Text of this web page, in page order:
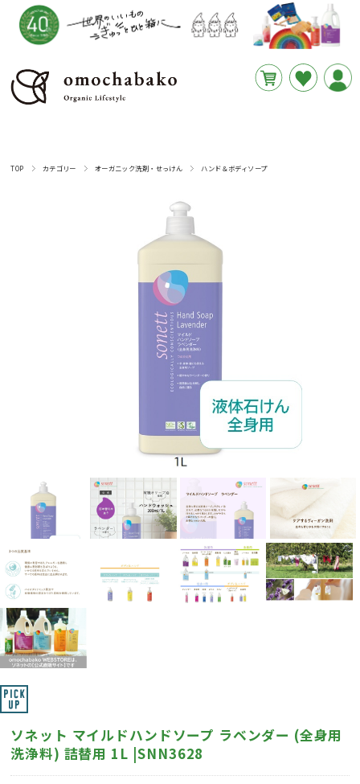
TOP カテゴリー オーガニック洗剤・せっけん ハンド＆ボディソープ
ソネット マイルドハンドソープ ラベンダー (全身用
洗浄料) 詰替用 1L |SNN3628